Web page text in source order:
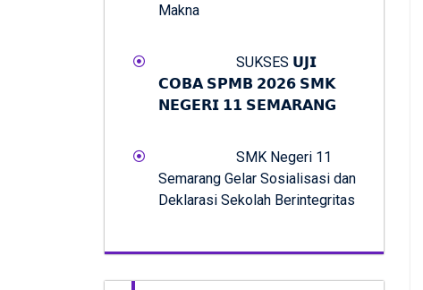
Makna
SUKSES 𝗨𝗝𝗜
𝗖𝗢𝗕𝗔 𝗦𝗣𝗠𝗕 𝟮𝟬𝟮𝟲 𝗦𝗠𝗞
𝗡𝗘𝗚𝗘𝗥𝗜 𝟭𝟭 𝗦𝗘𝗠𝗔𝗥𝗔𝗡𝗚
SMK Negeri 11
Semarang Gelar Sosialisasi dan
Deklarasi Sekolah Berintegritas